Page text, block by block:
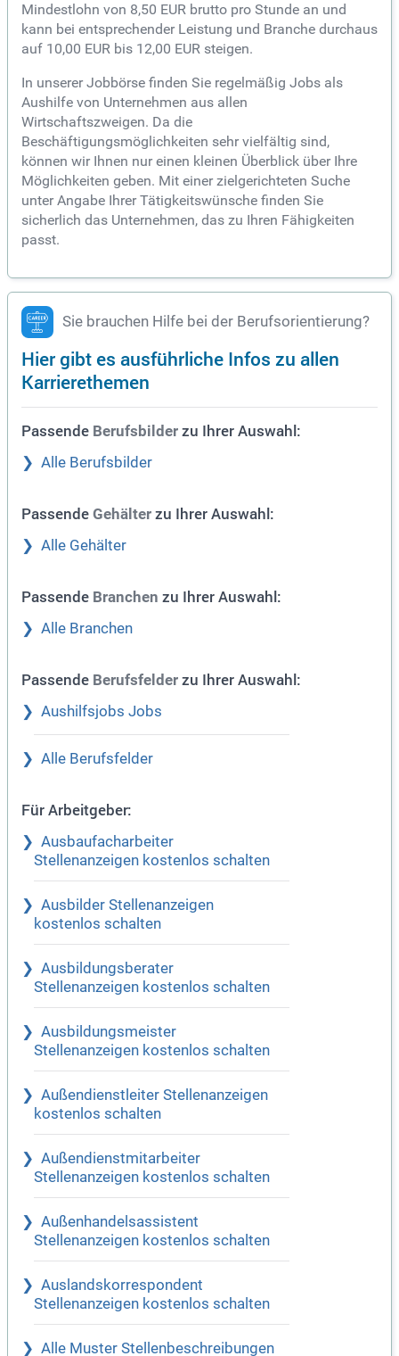
Mindestlohn von 8,50 EUR brutto pro Stunde an und
kann bei entsprechender Leistung und Branche durchaus
auf 10,00 EUR bis 12,00 EUR steigen.
In unserer Jobbörse finden Sie regelmäßig Jobs als
Aushilfe von Unternehmen aus allen
Wirtschaftszweigen. Da die
Beschäftigungsmöglichkeiten sehr vielfältig sind,
können wir Ihnen nur einen kleinen Überblick über Ihre
Möglichkeiten geben. Mit einer zielgerichteten Suche
unter Angabe Ihrer Tätigkeitswünsche finden Sie
sicherlich das Unternehmen, das zu Ihren Fähigkeiten
passt.
Sie brauchen Hilfe bei der Berufsorientierung?
Hier gibt es ausführliche Infos zu allen
Karrierethemen
Passende Berufsbilder zu Ihrer Auswahl:
Alle Berufsbilder
Passende Gehälter zu Ihrer Auswahl:
Alle Gehälter
Passende Branchen zu Ihrer Auswahl:
Alle Branchen
Passende Berufsfelder zu Ihrer Auswahl:
Aushilfsjobs Jobs
Alle Berufsfelder
Für Arbeitgeber:
Ausbaufacharbeiter
Stellenanzeigen kostenlos schalten
Ausbilder Stellenanzeigen
kostenlos schalten
Ausbildungsberater
Stellenanzeigen kostenlos schalten
Ausbildungsmeister
Stellenanzeigen kostenlos schalten
Außendienstleiter Stellenanzeigen
kostenlos schalten
Außendienstmitarbeiter
Stellenanzeigen kostenlos schalten
Außenhandelsassistent
Stellenanzeigen kostenlos schalten
Auslandskorrespondent
Stellenanzeigen kostenlos schalten
Alle Muster Stellenbeschreibungen